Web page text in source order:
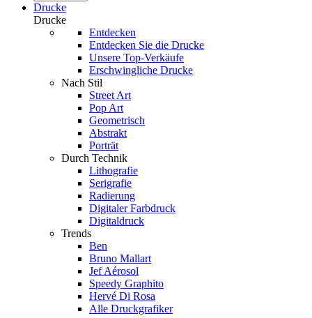
Drucke
Drucke
Entdecken
Entdecken Sie die Drucke
Unsere Top-Verkäufe
Erschwingliche Drucke
Nach Stil
Street Art
Pop Art
Geometrisch
Abstrakt
Porträt
Durch Technik
Lithografie
Serigrafie
Radierung
Digitaler Farbdruck
Digitaldruck
Trends
Ben
Bruno Mallart
Jef Aérosol
Speedy Graphito
Hervé Di Rosa
Alle Druckgrafiker